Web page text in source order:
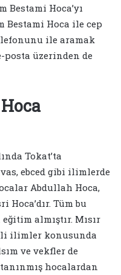
Bestami Hoca’yı
Bestami Hoca ile cep
ile aramak
posta üzerinden de
Tokat’ta
ebced gibi ilimlerde
Abdullah Hoca,
Hoca’dır. Tüm bu
almıştır. Mısır
ilimler konusunda
ve vekfler de
hocalardan